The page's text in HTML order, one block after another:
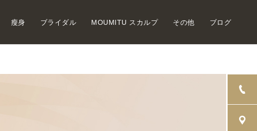
瘦身 ブライダル MOUMITU スカルプ その他 ブログ